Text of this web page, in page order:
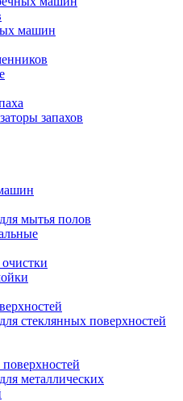
машин
запахов
мытья полов
стеклянных поверхностей
металлических